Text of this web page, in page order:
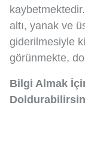
altı, yanak ve
giderilmesiyle
görünmekte,
Bilgi Almak